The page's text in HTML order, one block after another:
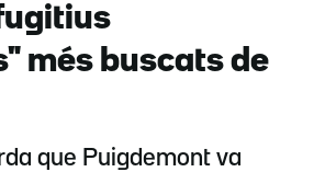
més buscats de
que Puigdemont va